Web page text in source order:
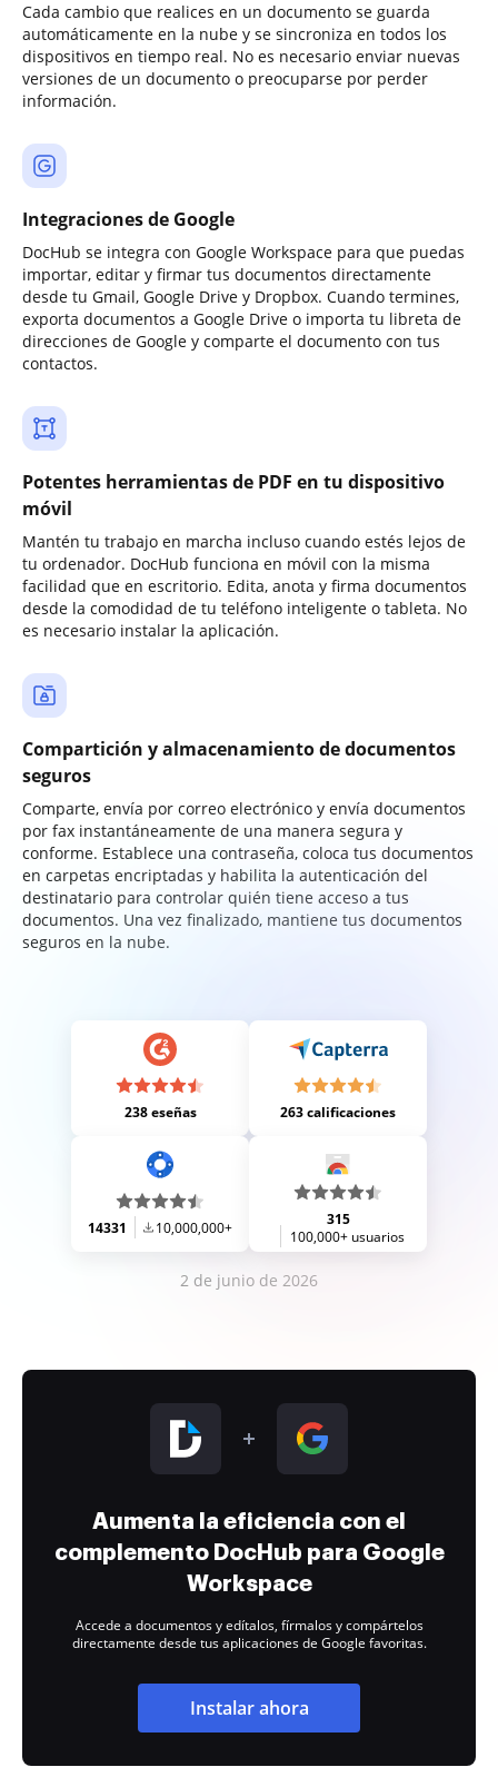
Cada cambio que realices en un documento se guarda
automáticamente en la nube y se sincroniza en todos los
dispositivos en tiempo real. No es necesario enviar nuevas
versiones de un documento o preocuparse por perder
información.
Integraciones de Google
DocHub se integra con Google Workspace para que puedas
importar, editar y firmar tus documentos directamente
desde tu Gmail, Google Drive y Dropbox. Cuando termines,
exporta documentos a Google Drive o importa tu libreta de
direcciones de Google y comparte el documento con tus
contactos.
Potentes herramientas de PDF en tu dispositivo
móvil
Mantén tu trabajo en marcha incluso cuando estés lejos de
tu ordenador. DocHub funciona en móvil con la misma
facilidad que en escritorio. Edita, anota y firma documentos
desde la comodidad de tu teléfono inteligente o tableta. No
es necesario instalar la aplicación.
Compartición y almacenamiento de documentos
seguros
Comparte, envía por correo electrónico y envía documentos
por fax instantáneamente de una manera segura y
conforme. Establece una contraseña, coloca tus documentos
en carpetas encriptadas y habilita la autenticación del
destinatario para controlar quién tiene acceso a tus
documentos. Una vez finalizado, mantiene tus documentos
seguros en la nube.
238 eseñas 263 calificaciones
14331 10,000,000+
315
100,000+ usuarios
2 de junio de 2026
Aumenta la eficiencia con el
complemento DocHub para Google
Workspace
Accede a documentos y edítalos, fírmalos y compártelos
directamente desde tus aplicaciones de Google favoritas.
Instalar ahora